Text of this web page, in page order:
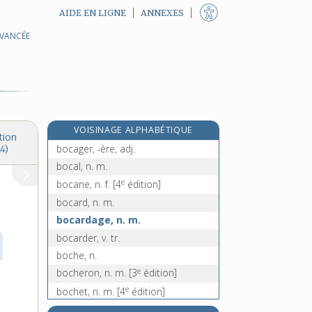
AIDE EN LIGNE ANNEXES
VOISINAGE ALPHABÉTIQUE
bocage, n. m.
bocager, -ère, adj.
bocal, n. m.
bocane, n. f. [4e édition]
bocard, n. m.
bocardage, n. m.
bocarder, v. tr.
boche, n.
bocheron, n. m. [3e édition]
bochet, n. m. [4e édition]